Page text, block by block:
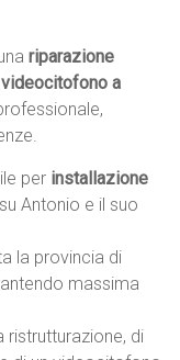
riparazione
a
per installazione
Antonio e il suo
la provincia di
massima
ristrutturazione, di